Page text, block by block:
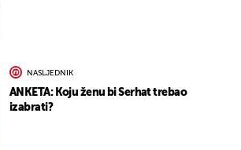
NASLJEDNIK
ANKETA: Koju ženu bi Serhat trebao
izabrati?